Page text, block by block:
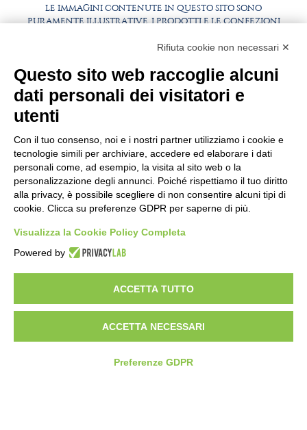
LE IMMAGINI CONTENUTE IN QUESTO SITO SONO
PURAMENTE ILLUSTRATIVE, I PRODOTTI E LE CONFEZIONI
BEST PARTNER AREA
COMPLIANCE
TERMINI E CONDIZIONI
SEDE E STABILIMENTO
VIA SOMMARIVA N.139/141
TEL+39 011 971 39 43• E-MailInfo@pastaberruto.it
P.IVA/C.FIS. 09009450017
Newsletter
Rifiuta cookie non necessari ✕
Questo sito web raccoglie alcuni
dati personali dei visitatori e
utenti
Con il tuo consenso, noi e i nostri partner utilizziamo i cookie e
tecnologie simili per archiviare, accedere ed elaborare i dati
personali come, ad esempio, la visita al sito web o la
personalizzazione degli annunci. Poiché rispettiamo il tuo diritto
alla privacy, è possibile scegliere di non consentire alcuni tipi di
cookie. Clicca su preferenze GDPR per saperne di più.
Visualizza la Cookie Policy Completa
Powered by
ACCETTA TUTTO
ACCETTA NECESSARI
Preferenze GDPR